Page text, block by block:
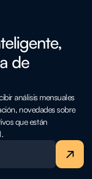
de
análisis mensuales
novedades sobre
que están